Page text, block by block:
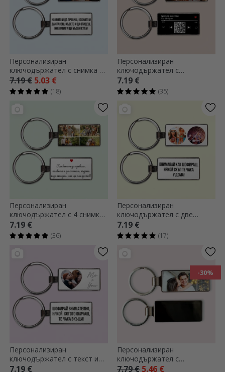
Персонализиран
ключодържател с снимка и
послание
7.19 € 5.03 €
(18)
Персонализиран
ключодържател с
фотография и QR код -
Нашата песен
7.19 €
(35)
Персонализиран
ключодържател с 4 снимки
и текст
7.19 €
(36)
Персонализиран
ключодържател с две
снимки и текст
7.19 €
(17)
Персонализиран
ключодържател с текст и
снимка - Сърце
7.19 €
-30%
Персонализиран
ключодържател с
фотография
7.79 € 5.46 €